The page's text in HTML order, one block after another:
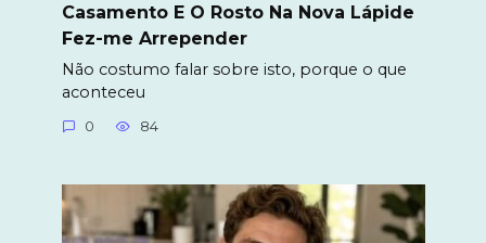
Casamento E O Rosto Na Nova Lápide
Fez-me Arrepender
Não costumo falar sobre isto, porque o que
aconteceu
0 84